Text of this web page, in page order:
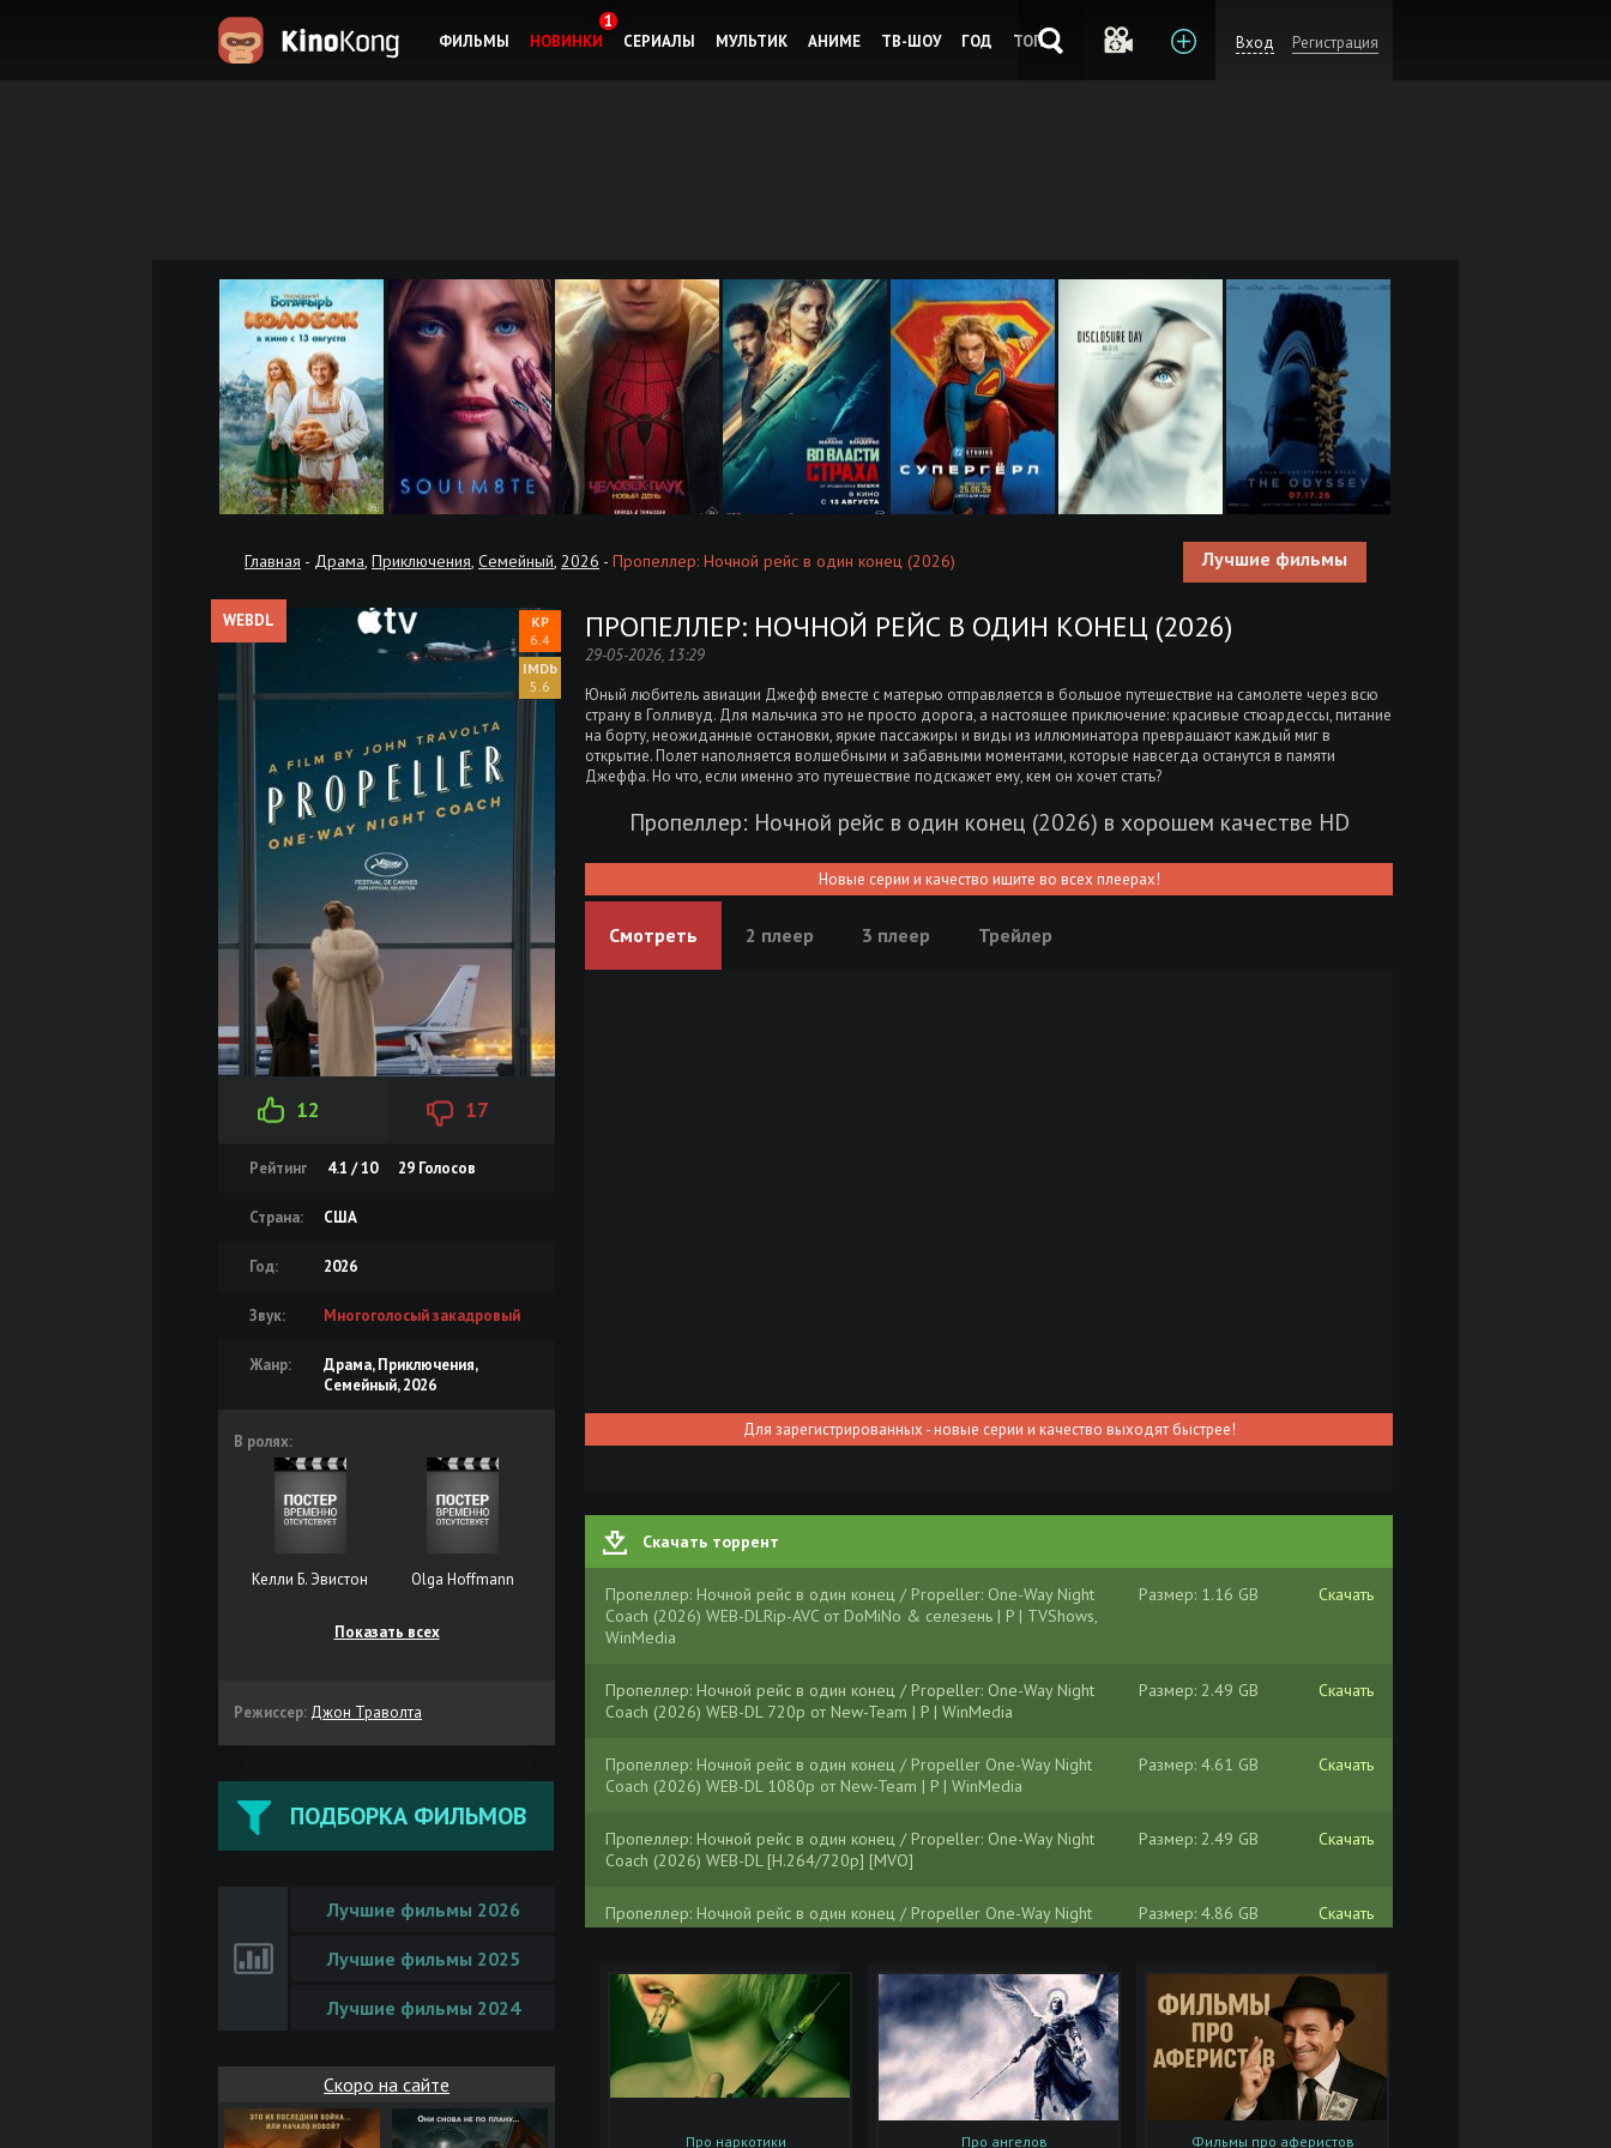
ФИЛЬМЫ НОВИНКИ
1
СЕРИАЛЫ
МУЛЬТИК АНИМЕ ТВ-ШОУ ГОД ТОП Вход Регистрация
Главная - Драма, Приключения, Семейный, 2026 - Пропеллер: Ночной рейс в один конец (2026) Лучшие фильмы
WEBDL
6.4
5.6
12 17
Рейтинг 4.1 / 10 29 Голосов
Страна: США
Год: 2026
Звук: Многоголосый закадровый
Жанр:
Драма, Приключения,
Семейный, 2026
В ролях:
Келли Б. Эвистон Olga Hoffmann
Показать всех
Режиссер: Джон Траволта
ПОДБОРКА ФИЛЬМОВ
Лучшие фильмы 2026
Лучшие фильмы 2025
Лучшие фильмы 2024
Скоро на сайте
ПРОПЕЛЛЕР: НОЧНОЙ РЕЙС В ОДИН КОНЕЦ (2026)
29-05-2026, 13:29
Юный любитель авиации Джефф вместе с матерью отправляется в большое путешествие на самолете через всю
страну в Голливуд. Для мальчика это не просто дорога, а настоящее приключение: красивые стюардессы, питание
на борту, неожиданные остановки, яркие пассажиры и виды из иллюминатора превращают каждый миг в
открытие. Полет наполняется волшебными и забавными моментами, которые навсегда останутся в памяти
Джеффа. Но что, если именно это путешествие подскажет ему, кем он хочет стать?
Пропеллер: Ночной рейс в один конец (2026) в хорошем качестве HD
Новые серии и качество ищите во всех плеерах!
Смотреть 2 плеер 3 плеер Трейлер
Для зарегистрированных - новые серии и качество выходят быстрее!
Скачать торрент
Пропеллер: Ночной рейс в один конец / Propeller: One-Way Night
Coach (2026) WEB-DLRip-AVC от DoMiNo & селезень | P | TVShows,
WinMedia
Размер: 1.16 GB Скачать
Пропеллер: Ночной рейс в один конец / Propeller: One-Way Night
Coach (2026) WEB-DL 720p от New-Team | P | WinMedia
Размер: 2.49 GB Скачать
Пропеллер: Ночной рейс в один конец / Propeller One-Way Night
Coach (2026) WEB-DL 1080p от New-Team | P | WinMedia
Размер: 4.61 GB Скачать
Пропеллер: Ночной рейс в один конец / Propeller: One-Way Night
Coach (2026) WEB-DL [H.264/720p] [MVO]
Размер: 2.49 GB Скачать
Пропеллер: Ночной рейс в один конец / Propeller One-Way Night
Coach (2026) WEB-DL [H.264/1080p] [MVO]
Размер: 4.86 GB Скачать
Пропеллер: Ночной рейс в один конец / Propeller One-Way Night
Coach (2026) WEB-DLRip [H.264] [MVO]
Скачать
Пропеллер: Ночной рейс в один конец / Propeller One-Way Night
Coach (2026) WEB-DL [H.265/2160p] [4K, SDR, 10-bit] [MVO]
Размер: 9.09 GB Скачать
Пропеллер: Ночной рейс в один конец / Propeller One-Way Night
Размер: 10.6 GB Скачать
Про наркотики Про ангелов Фильмы про аферистов